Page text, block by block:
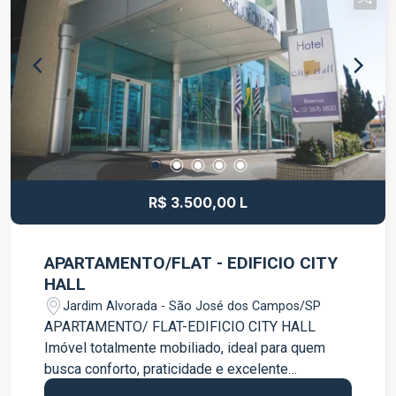
Entre em contato para mais informações e
agende sua visita.
R$ 3.500,00 L
APARTAMENTO/FLAT - EDIFICIO CITY
HALL
Jardim Alvorada - São José dos Campos/SP
APARTAMENTO/ FLAT-EDIFICIO CITY HALL
Imóvel totalmente mobiliado, ideal para quem
busca conforto, praticidade e excelente
aproveitamento dos espaços. Conta com 01